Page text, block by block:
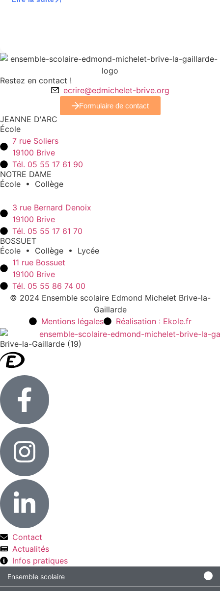
Restez en contact !
ecrire@edmichelet-brive.org
Formulaire de contact
JEANNE D'ARC
École
7 rue Soliers
19100 Brive
Tél. 05 55 17 61 90
NOTRE DAME
École • Collège
3 rue Bernard Denoix
19100 Brive
Tél. 05 55 17 61 70
BOSSUET
École • Collège • Lycée
11 rue Bossuet
19100 Brive
Tél. 05 55 86 74 00
© 2024 Ensemble scolaire Edmond Michelet Brive-la-
Gaillarde
Mentions légales
Réalisation : Ekole.fr
Brive-la-Gaillarde (19)
Contact
Actualités
Infos pratiques
Ensemble scolaire